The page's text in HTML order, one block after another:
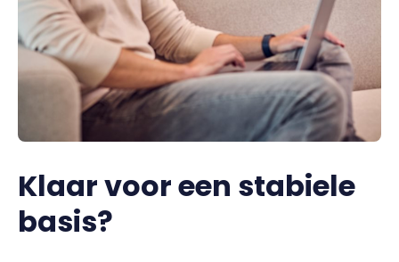
Klaar voor een stabiele
basis?